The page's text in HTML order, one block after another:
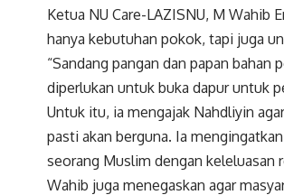
Ketua NU Care-LAZISNU, M Wahib
hanya kebutuhan pokok, tapi juga
“Sandang pangan dan papan
diperlukan untuk buka dapur untuk
Untuk itu, ia mengajak Nahdliyin
pasti akan berguna. Ia
seorang Muslim dengan keleluasan
Wahib juga menegaskan agar